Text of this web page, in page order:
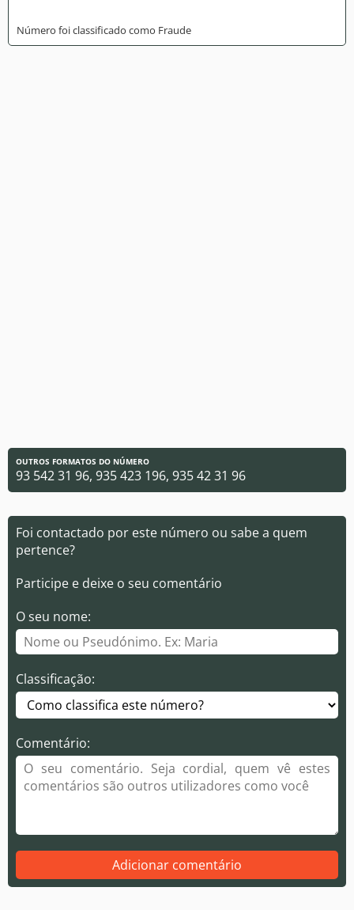
Número foi classificado como Fraude
OUTROS FORMATOS DO NÚMERO
93 542 31 96, 935 423 196, 935 42 31 96
Foi contactado por este número ou sabe a quem
pertence?
Participe e deixe o seu comentário
O seu nome:
Classificação:
Comentário:
Adicionar comentário